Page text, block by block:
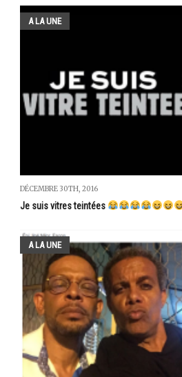
A LA UNE
DÉCEMBRE 30TH, 2016
Je suis vitres teintées
A LA UNE